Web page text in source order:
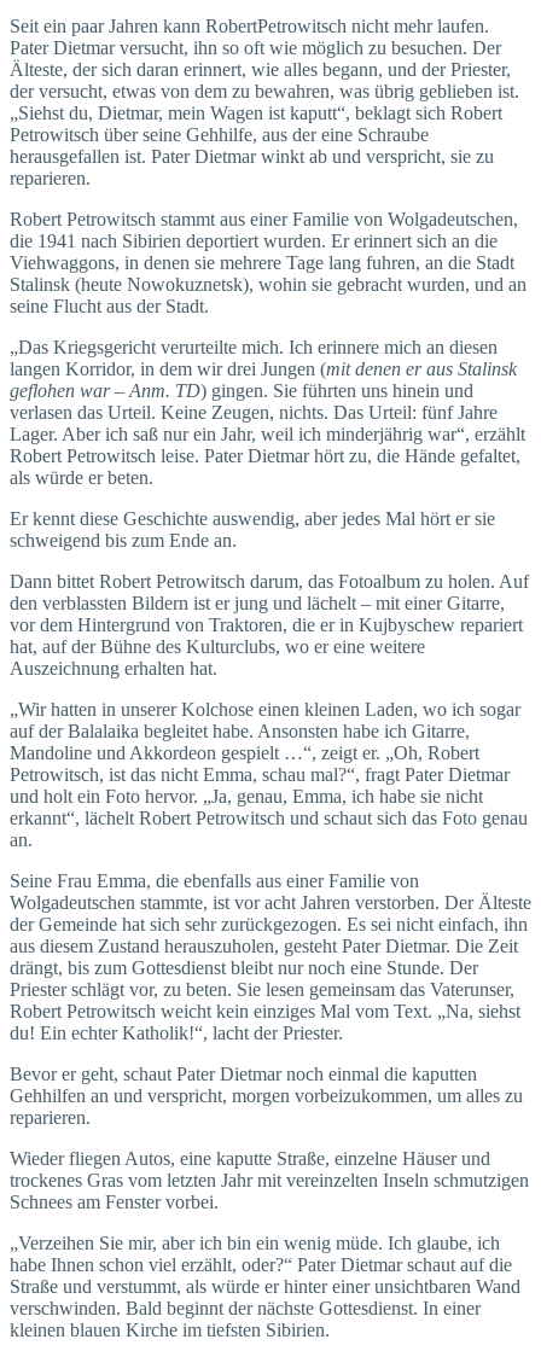
Seit ein paar Jahren kann RobertPetrowitsch nicht mehr laufen.
Pater Dietmar versucht, ihn so oft wie möglich zu besuchen. Der
Älteste, der sich daran erinnert, wie alles begann, und der Priester,
der versucht, etwas von dem zu bewahren, was übrig geblieben ist.
„Siehst du, Dietmar, mein Wagen ist kaputt“, beklagt sich Robert
Petrowitsch über seine Gehhilfe, aus der eine Schraube
herausgefallen ist. Pater Dietmar winkt ab und verspricht, sie zu
reparieren.
Robert Petrowitsch stammt aus einer Familie von Wolgadeutschen,
die 1941 nach Sibirien deportiert wurden. Er erinnert sich an die
Viehwaggons, in denen sie mehrere Tage lang fuhren, an die Stadt
Stalinsk (heute Nowokuznetsk), wohin sie gebracht wurden, und an
seine Flucht aus der Stadt.
„Das Kriegsgericht verurteilte mich. Ich erinnere mich an diesen
langen Korridor, in dem wir drei Jungen (mit denen er aus Stalinsk
geflohen war – Anm. TD) gingen. Sie führten uns hinein und
verlasen das Urteil. Keine Zeugen, nichts. Das Urteil: fünf Jahre
Lager. Aber ich saß nur ein Jahr, weil ich minderjährig war“, erzählt
Robert Petrowitsch leise. Pater Dietmar hört zu, die Hände gefaltet,
als würde er beten.
Er kennt diese Geschichte auswendig, aber jedes Mal hört er sie
schweigend bis zum Ende an.
Dann bittet Robert Petrowitsch darum, das Fotoalbum zu holen. Auf
den verblassten Bildern ist er jung und lächelt – mit einer Gitarre,
vor dem Hintergrund von Traktoren, die er in Kujbyschew repariert
hat, auf der Bühne des Kulturclubs, wo er eine weitere
Auszeichnung erhalten hat.
„Wir hatten in unserer Kolchose einen kleinen Laden, wo ich sogar
auf der Balalaika begleitet habe. Ansonsten habe ich Gitarre,
Mandoline und Akkordeon gespielt …“, zeigt er. „Oh, Robert
Petrowitsch, ist das nicht Emma, schau mal?“, fragt Pater Dietmar
und holt ein Foto hervor. „Ja, genau, Emma, ich habe sie nicht
erkannt“, lächelt Robert Petrowitsch und schaut sich das Foto genau
an.
Seine Frau Emma, die ebenfalls aus einer Familie von
Wolgadeutschen stammte, ist vor acht Jahren verstorben. Der Älteste
der Gemeinde hat sich sehr zurückgezogen. Es sei nicht einfach, ihn
aus diesem Zustand herauszuholen, gesteht Pater Dietmar. Die Zeit
drängt, bis zum Gottesdienst bleibt nur noch eine Stunde. Der
Priester schlägt vor, zu beten. Sie lesen gemeinsam das Vaterunser,
Robert Petrowitsch weicht kein einziges Mal vom Text. „Na, siehst
du! Ein echter Katholik!“, lacht der Priester.
Bevor er geht, schaut Pater Dietmar noch einmal die kaputten
Gehhilfen an und verspricht, morgen vorbeizukommen, um alles zu
reparieren.
Wieder fliegen Autos, eine kaputte Straße, einzelne Häuser und
trockenes Gras vom letzten Jahr mit vereinzelten Inseln schmutzigen
Schnees am Fenster vorbei.
„Verzeihen Sie mir, aber ich bin ein wenig müde. Ich glaube, ich
habe Ihnen schon viel erzählt, oder?“ Pater Dietmar schaut auf die
Straße und verstummt, als würde er hinter einer unsichtbaren Wand
verschwinden. Bald beginnt der nächste Gottesdienst. In einer
kleinen blauen Kirche im tiefsten Sibirien.